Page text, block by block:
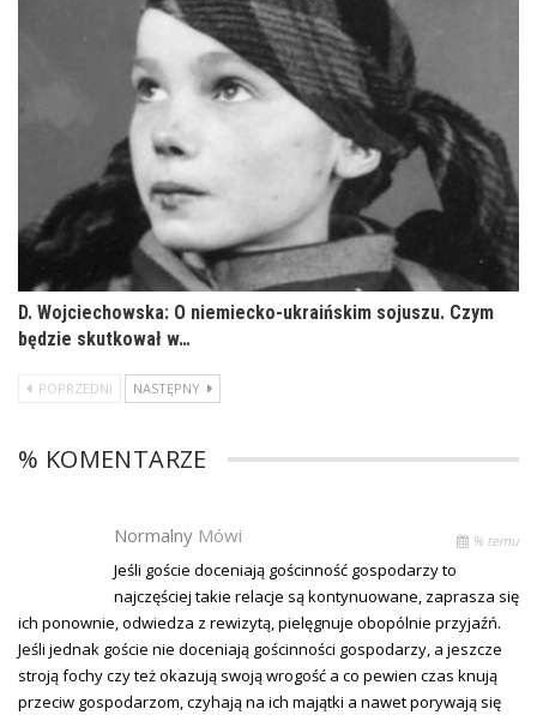
D. Wojciechowska: O niemiecko-ukraińskim sojuszu. Czym
będzie skutkował w…
POPRZEDNI NASTĘPNY
% KOMENTARZE
Normalny Mówi % temu
Jeśli goście doceniają gościnność gospodarzy to
najczęściej takie relacje są kontynuowane, zaprasza się
ich ponownie, odwiedza z rewizytą, pielęgnuje obopólnie przyjaźń.
Jeśli jednak goście nie doceniają gościnności gospodarzy, a jeszcze
stroją fochy czy też okazują swoją wrogość a co pewien czas knują
przeciw gospodarzom, czyhają na ich majątki a nawet porywają się